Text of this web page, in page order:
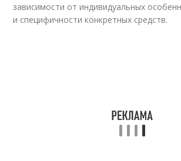
зависимости от индивидуальных
и специфичности конкретных средств.